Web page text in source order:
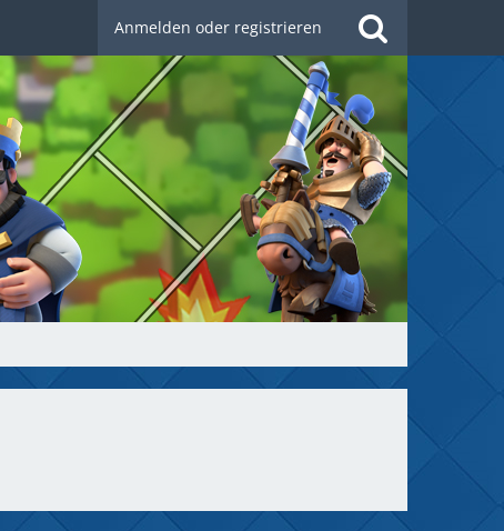
Anmelden oder registrieren